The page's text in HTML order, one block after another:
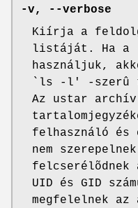
-v, --verbose
Kiírja a
listáját. Ha a
használjuk,
`ls -l' -szerû
Az ustar
felhasználó és
nem
felcserélõdnek
UID és GID
megfelelnek az